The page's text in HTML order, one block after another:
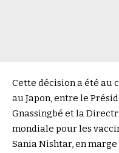
Cette décision a été au
au Japon, entre le
Gnassingbé et la
mondiale pour les
Sania Nishtar, en marge